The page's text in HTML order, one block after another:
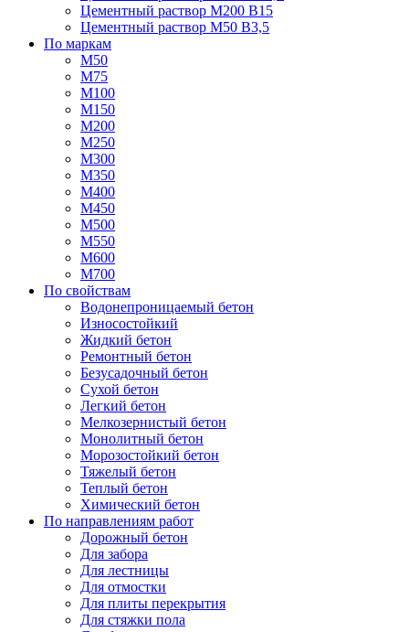
Цементный раствор М200 В15
Цементный раствор М50 В3,5
По маркам
М50
М75
М100
М150
М200
М250
М300
М350
М400
М450
М500
М550
М600
М700
По свойствам
Водонепроницаемый бетон
Износостойкий
Жидкий бетон
Ремонтный бетон
Безусадочный бетон
Сухой бетон
Легкий бетон
Мелкозернистый бетон
Монолитный бетон
Морозостойкий бетон
Тяжелый бетон
Теплый бетон
Химический бетон
По направлениям работ
Дорожный бетон
Для забора
Для лестницы
Для отмостки
Для плиты перекрытия
Для стяжки пола